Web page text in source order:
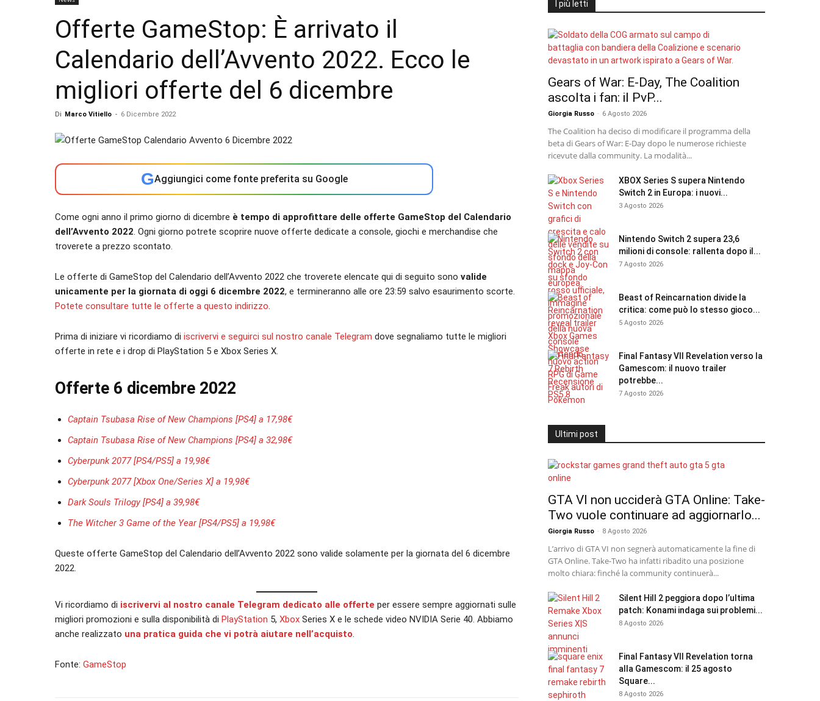
Offerte GameStop: È arrivato il
Calendario dell’Avvento 2022. Ecco le
migliori offerte del 6 dicembre
Di Marco Vitiello - 6 Dicembre 2022
GAggiungici come fonte preferita su Google
Come ogni anno il primo giorno di dicembre è tempo di approfittare delle offerte GameStop del Calendario
dell’Avvento 2022. Ogni giorno potrete scoprire nuove offerte dedicate a console, giochi e merchandise che
troverete a prezzo scontato.
Le offerte di GameStop del Calendario dell’Avvento 2022 che troverete elencate qui di seguito sono valide
unicamente per la giornata di oggi 6 dicembre 2022, e termineranno alle ore 23:59 salvo esaurimento scorte.
Potete consultare tutte le offerte a questo indirizzo.
Prima di iniziare vi ricordiamo di iscrivervi e seguirci sul nostro canale Telegram dove segnaliamo tutte le migliori
offerte in rete e i drop di PlayStation 5 e Xbox Series X.
Offerte 6 dicembre 2022
Captain Tsubasa Rise of New Champions [PS4] a 17,98€
Captain Tsubasa Rise of New Champions [PS4] a 32,98€
Cyberpunk 2077 [PS4/PS5] a 19,98€
Cyberpunk 2077 [Xbox One/Series X] a 19,98€
Dark Souls Trilogy [PS4] a 39,98€
The Witcher 3 Game of the Year [PS4/PS5] a 19,98€
Queste offerte GameStop del Calendario dell’Avvento 2022 sono valide solamente per la giornata del 6 dicembre
2022.
Vi ricordiamo di iscrivervi al nostro canale Telegram dedicato alle offerte per essere sempre aggiornati sulle
migliori promozioni e sulla disponibilità di PlayStation 5, Xbox Series X e le schede video NVIDIA Serie 40. Abbiamo
anche realizzato una pratica guida che vi potrà aiutare nell’acquisto
Fonte: GameStop
I più letti
Gears of War: E-Day, The Coalition
ascolta i fan: il PvP...
Giorgia Russo - 6 Agosto 2026
The Coalition ha deciso di modificare il programma della
beta di Gears of War: E-Day dopo le numerose richieste
ricevute dalla community. La modalità...
XBOX Series S supera Nintendo
Switch 2 in Europa: i nuovi...
3 Agosto 2026
Nintendo Switch 2 supera 23,6
milioni di console: rallenta dopo il...
7 Agosto 2026
Beast of Reincarnation divide la
critica: come può lo stesso gioco...
5 Agosto 2026
Final Fantasy VII Revelation verso la
Gamescom: il nuovo trailer
potrebbe...
7 Agosto 2026
Ultimi post
GTA VI non ucciderà GTA Online: Take-
Two vuole continuare ad aggiornarlo...
Giorgia Russo - 8 Agosto 2026
L’arrivo di GTA VI non segnerà automaticamente la fine di
GTA Online. Take-Two ha infatti ribadito una posizione
molto chiara: finché la community continuerà...
Silent Hill 2 peggiora dopo l’ultima
patch: Konami indaga sui problemi...
8 Agosto 2026
Final Fantasy VII Revelation torna
alla Gamescom: il 25 agosto
Square...
8 Agosto 2026